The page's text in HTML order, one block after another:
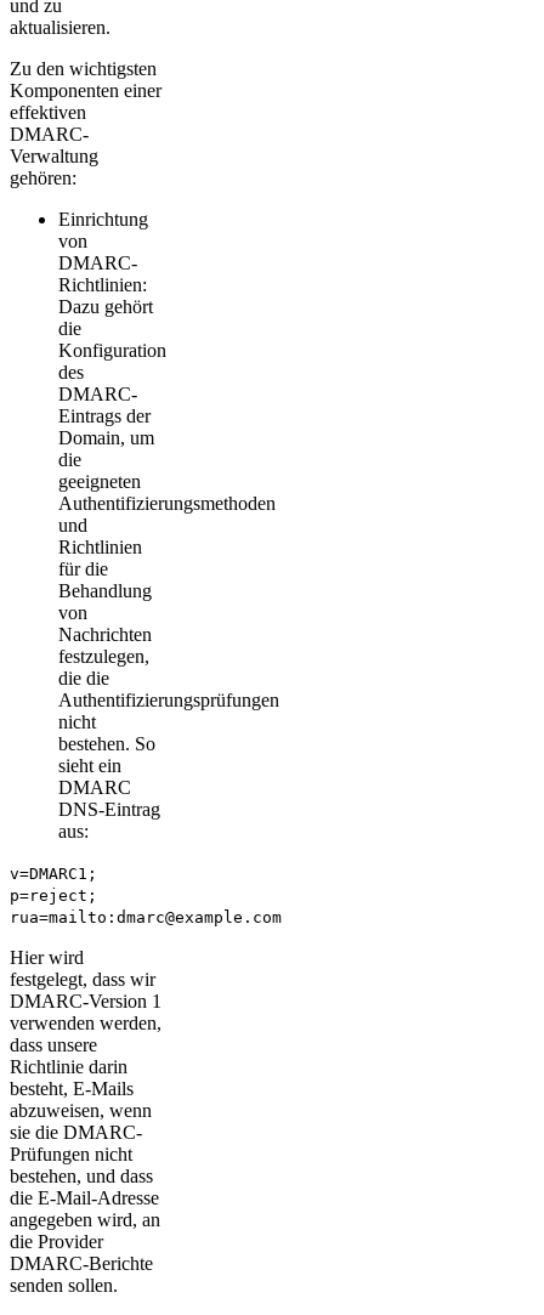
und zu
aktualisieren.
Zu den wichtigsten
Komponenten einer
effektiven
DMARC-
Verwaltung
gehören:
Einrichtung
von
DMARC-
Richtlinien:
Dazu gehört
die
Konfiguration
des
DMARC-
Eintrags der
Domain, um
die
geeigneten
Authentifizierungsmethoden
und
Richtlinien
für die
Behandlung
von
Nachrichten
festzulegen,
die die
Authentifizierungsprüfungen
nicht
bestehen. So
sieht ein
DMARC
DNS-Eintrag
aus:
v=DMARC1;
p=reject;
rua=mailto:dmarc@example.com
Hier wird
festgelegt, dass wir
DMARC-Version 1
verwenden werden,
dass unsere
Richtlinie darin
besteht, E-Mails
abzuweisen, wenn
sie die DMARC-
Prüfungen nicht
bestehen, und dass
die E-Mail-Adresse
angegeben wird, an
die Provider
DMARC-Berichte
senden sollen.